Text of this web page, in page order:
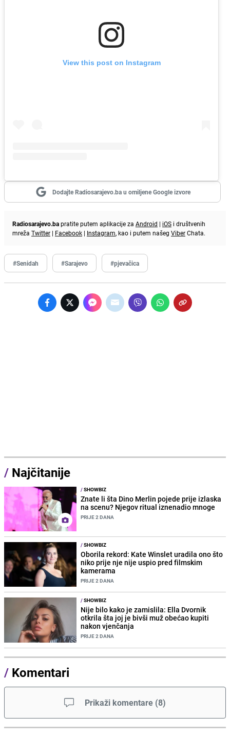
View this post on Instagram
Dodajte Radiosarajevo.ba u omiljene Google izvore
Radiosarajevo.bapratite putem aplikacije za Android | iOS i društvenih
mreža Twitter | Facebook | Instagram, kao i putem našeg ViberChata.
#Senidah #Sarajevo #pjevačica
/ Najčitanije
/SHOWBIZ
Znate li šta Dino Merlin pojede prije izlaska
na scenu? Njegov ritual iznenadio mnoge
PRIJE 2 DANA
/SHOWBIZ
Oborila rekord: Kate Winslet uradila ono što
niko prije nje nije uspio pred filmskim
kamerama
PRIJE 2 DANA
/SHOWBIZ
Nije bilo kako je zamislila: Ella Dvornik
otkrila šta joj je bivši muž obećao kupiti
nakon vjenčanja
PRIJE 2 DANA
/ Komentari
Prikaži komentare (8)